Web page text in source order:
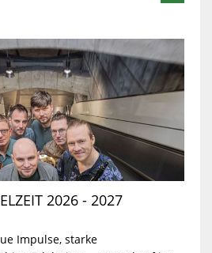
2026 - 2027
Impulse, starke